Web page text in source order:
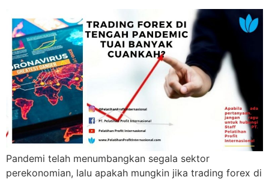
Pandemi telah menumbangkan segala sektor
perekonomian, lalu apakah mungkin jika trading forex di